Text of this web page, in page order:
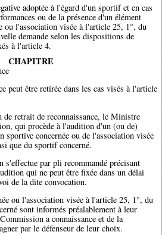
adoptée à l'égard d'un sportif et en cas
ou de la présence d'un élément
ou l'association visée à l'article 25, 1°, du
demande selon les dispositions de
à l'article 4.
CHAPITRE
peut être retirée dans les cas visés à l'article
de retrait de reconnaissance, le Ministre
qui procède à l'audition d'un (ou de)
sportive concernée ou de l'association visée
que du sportif concerné.
s'effectue par pli recommandé précisant
qui ne peut être fixée dans un délai
de la dite convocation.
ou l'association visée à l'article 25, 1°, du
sont informés préalablement à leur
a connaissance et de la
par le défenseur de leur choix.